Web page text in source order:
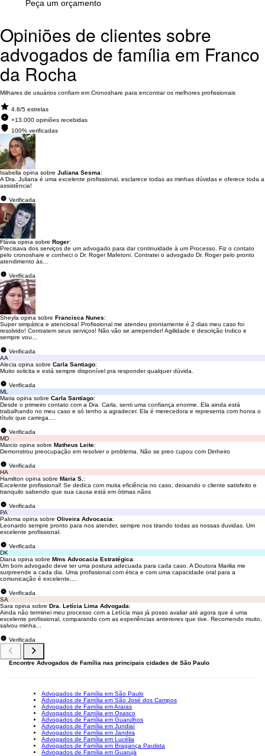
Peça um orçamento
Opiniões de clientes sobre
advogados de família em Franco
da Rocha
Milhares de usuários confiam em Cronoshare para encontrar os melhores profissionais
4.8/5 estrelas
+13.000 opiniões recebidas
100% verificadas
Isabella opina sobre Juliana Sesma:
A Dra. Juliana é uma excelente profissional, esclarece todas as minhas dúvidas e oferece toda a
assistência!
Verificada
Flávia opina sobre Roger:
Precisava dos serviços de um advogado para dar continuidade à um Processo. Fiz o contato
pelo cronoshare e conheci o Dr. Roger Mafetoni. Contratei o advogado Dr. Roger pelo pronto
atendimento às...
Verificada
Sheyla opina sobre Francisca Nunes:
Super simpática e atenciosa! Profissional me atendeu prontamente é 2 dias meu caso foi
resolvido! Contratem seus serviços! Não vão se arrepender! Agilidade e descrição Indico e
sempre vou...
Verificada
AA
Alecia opina sobre Carla Santiago:
Muito solicita e está sempre disponível pra responder qualquer dúvida.
Verificada
ML
Maria opina sobre Carla Santiago:
Desde o primeiro contato com a Dra. Carla, senti uma confiança enorme. Ela ainda está
trabalhando no meu caso e só tenho a agradecer. Ela é merecedora e representa com honra o
título que carrega....
Verificada
MD
Marcio opina sobre Matheus Leite:
Demonstrou preocupação em resolver o problema. Não se preo cupou com Dinheiro
Verificada
HA
Hamilton opina sobre Maria S. :
Excelente profissional! Se dedica com muita eficiência no caso, deixando o cliente satisfeito e
tranquilo sabendo que sua causa está em ótimas nãos
Verificada
PA
Paloma opina sobre Oliveira Advocacia:
Leonardo sempre pronto para nos atender, sempre nos tirando todas as nossas duvidas. Um
excelente profissional.
Verificada
DK
Diana opina sobre Mms Advocacia Estratégica:
Um bom advogado deve ter uma postura adecuada para cada caso. A Doutora Marilia me
surpreende a cada dia. Uma profissional com ética e com uma capacidade oral para a
comunicação é excelente....
Verificada
SA
Sara opina sobre Dra. Letícia Lima Advogada:
Ainda não terminei meu processo com a Letícia mas já posso avaliar até agora que é uma
excelente profissional, comparando com as experiências anteriores que tive. Recomendo muito,
salvou minha...
Verificada
Encontre Advogados de Família nas principais cidades de São Paulo
Advogados de Família em São Paulo
Advogados de Família em São José dos Campos
Advogados de Família em Araras
Advogados de Família em Osasco
Advogados de Família em Guarulhos
Advogados de Família em Jundiaí
Advogados de Família em Jandira
Advogados de Família em Lucélia
Advogados de Família em Bragança Paulista
Advogados de Família em Guarujá